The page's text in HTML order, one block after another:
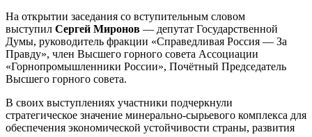
На открытии заседания со вступительным словом
выступил Сергей Миронов — депутат Государственной
Думы, руководитель фракции «Справедливая Россия — За
Правду», член Высшего горного совета Ассоциации
«Горнопромышленники России», Почётный Председатель
Высшего горного совета.
В своих выступлениях участники подчеркнули
стратегическое значение минерально-сырьевого комплекса для
обеспечения экономической устойчивости страны, развития